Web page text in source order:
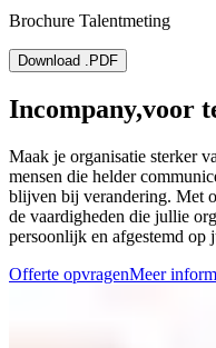
Brochure Talentmeting
Download .PDF
Incompany,voor
Maak je organisatie sterker
mensen die helder
blijven bij verandering. Met
de vaardigheden die jullie
persoonlijk en afgestemd op
Offerte opvragenMeer